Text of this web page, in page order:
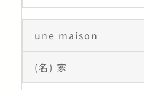
une maison
(名) 家